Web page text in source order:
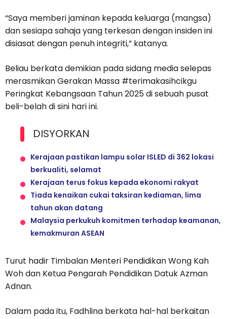
“Saya memberi jaminan kepada keluarga (mangsa)
dan sesiapa sahaja yang terkesan dengan insiden ini
disiasat dengan penuh integriti,” katanya.
Beliau berkata demikian pada sidang media selepas
merasmikan Gerakan Massa #terimakasihcikgu
Peringkat Kebangsaan Tahun 2025 di sebuah pusat
beli-belah di sini hari ini.
DISYORKAN
Kerajaan pastikan lampu solar ISLED di 362 lokasi
berkualiti, selamat
Kerajaan terus fokus kepada ekonomi rakyat
Tiada kenaikan cukai taksiran kediaman, lima
tahun akan datang
Malaysia perkukuh komitmen terhadap keamanan,
kemakmuran ASEAN
Turut hadir Timbalan Menteri Pendidikan Wong Kah
Woh dan Ketua Pengarah Pendidikan Datuk Azman
Adnan.
Dalam pada itu, Fadhlina berkata hal-hal berkaitan